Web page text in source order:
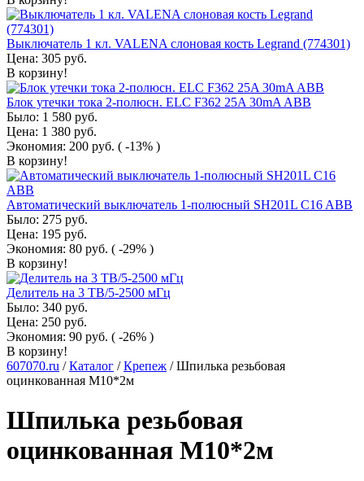
Выключатель 1 кл. VALENA слоновая кость Legrand (774301)
Цена: 305 руб.
В корзину!
Блок утечки тока 2-полюсн. ELC F362 25A 30mA ABB
Было: 1 580 руб.
Цена: 1 380 руб.
Экономия: 200 руб. ( -13% )
В корзину!
Автоматический выключатель 1-полюсный SH201L C16 ABB
Было: 275 руб.
Цена: 195 руб.
Экономия: 80 руб. ( -29% )
В корзину!
Делитель на 3 ТВ/5-2500 мГц
Было: 340 руб.
Цена: 250 руб.
Экономия: 90 руб. ( -26% )
В корзину!
607070.ru /Каталог /Крепеж /Шпилька резьбовая
оцинкованная М10*2м
Шпилька резьбовая
оцинкованная М10*2м